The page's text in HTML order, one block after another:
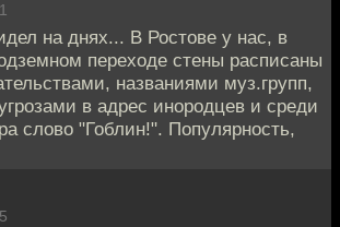
на днях... В Ростове у нас, в
переходе стены расписаны
названиями муз.групп,
в адрес инородцев и среди
слово "Гоблин!". Популярность,